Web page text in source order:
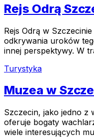
Rejs Odrą
Rejs Odrą w
odkrywania uroków
innej perspektywy. W
Turystyka
Muzea w
Szczecin, jako jedno z
oferuje bogaty
wiele interesujących